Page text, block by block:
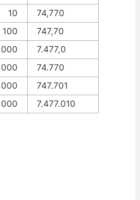
10
74,770
100
747,70
7.477,0
74.770
747.701
7.477.010